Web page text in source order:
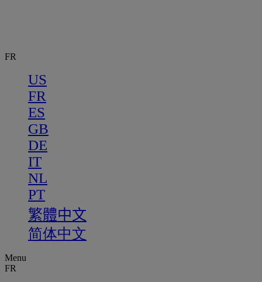
FR
US
FR
ES
GB
DE
IT
NL
PT
繁體中文
简体中文
Menu
FR